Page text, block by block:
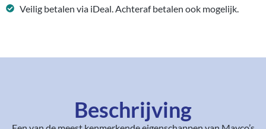
Veilig betalen via iDeal. Achteraf betalen ook mogelijk.
Beschrijving